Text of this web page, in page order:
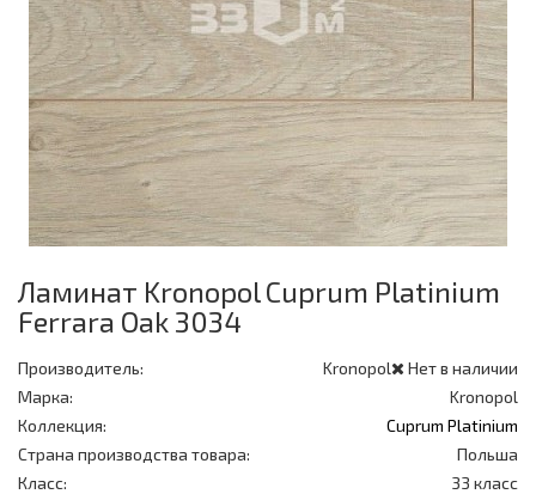
Ламинат Kronopol Cuprum Platinium
Ferrara Oak 3034
Нет в наличии
Производитель:
Kronopol
Марка:
Kronopol
Коллекция:
Cuprum Platinium
Страна производства товара:
Польша
Класс:
33 класс